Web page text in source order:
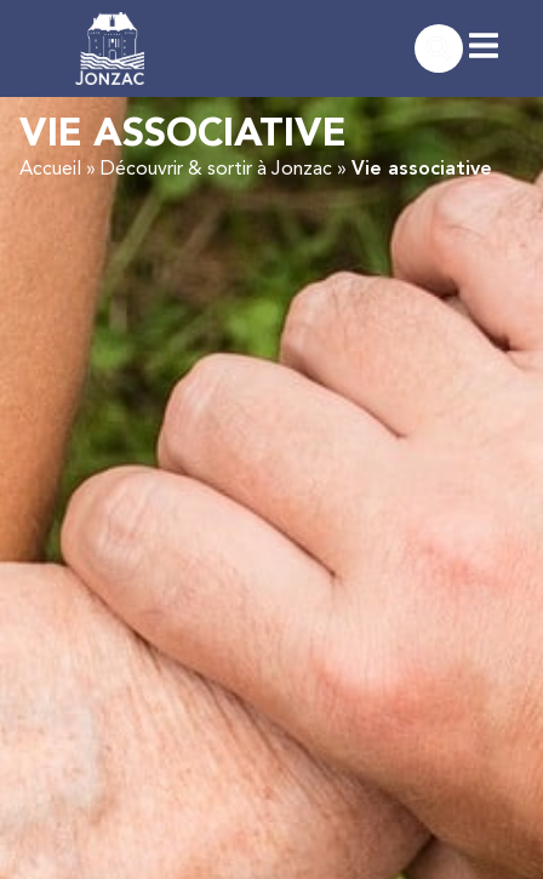
VIE ASSOCIATIVE
Accueil » Découvrir & sortir à Jonzac » Vie associative